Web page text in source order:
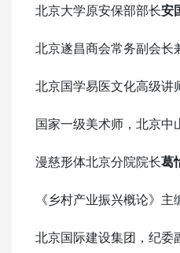
北京大学原安保部部长安
北京遂昌商会常务副会长
北京国学易医文化高级讲
国家一级美术师，北京中
漫慈形体北京分院院长葛
《乡村产业振兴概论》主
北京国际建设集团，纪委